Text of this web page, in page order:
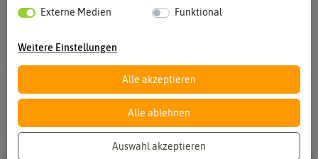
Außerdem sind die Flächen unempfindlich gegen Trockenheit
Gefunden in RSM 6.1 Extensive Dachbegrünung
Externe Medien Funktional
Weitere Einstellungen
Alle akzeptieren
Alle ablehnen
Auswahl akzeptieren